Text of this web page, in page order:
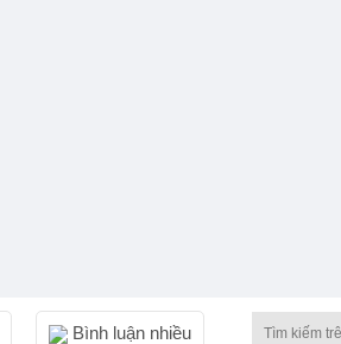
Bình luận nhiều